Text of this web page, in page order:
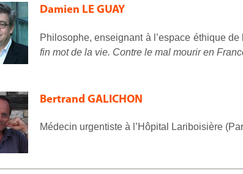
Damien LE GUAY
Philosophe, enseignant à l’espace éthique
fin mot de la vie. Contre le mal mourir en
Bertrand GALICHON
Médecin urgentiste à l’Hôpital Lariboisière